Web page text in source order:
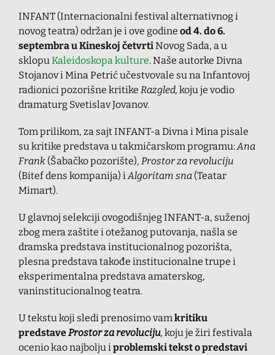
INFANT (Internacionalni festival alternativnog i
novog teatra) održan je i ove godine od 4. do 6.
septembra u Kineskoj četvrtiNovog Sada, a u
sklopu Kaleidoskopa kulture. Naše autorke Divna
Stojanov i Mina Petrić učestvovale su na Infantovoj
radionici pozorišne kritike Razgled, koju je vodio
dramaturg Svetislav Jovanov.
Tom prilikom, za sajt INFANT-a Divna i Mina pisale
su kritike predstava u takmičarskom programu: Ana
Frank (Šabačko pozorište), Prostor za revoluciju
(Bitef dens kompanija) i Algoritam sna (Teatar
Mimart).
U glavnoj selekciji ovogodišnjeg INFANT-a, suženoj
zbog mera zaštite i otežanog putovanja, našla se
dramska predstava institucionalnog pozorišta,
plesna predstava takođe institucionalne trupe i
eksperimentalna predstava amaterskog,
vaninstitucionalnog teatra.
U tekstu koji sledi prenosimo vam kritiku
predstaveProstor za revoluciju, koju je žiri festivala
ocenio kao najbolju i problemski tekst o predstavi